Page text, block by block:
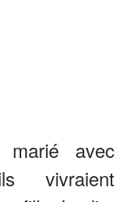
avec
vivraient